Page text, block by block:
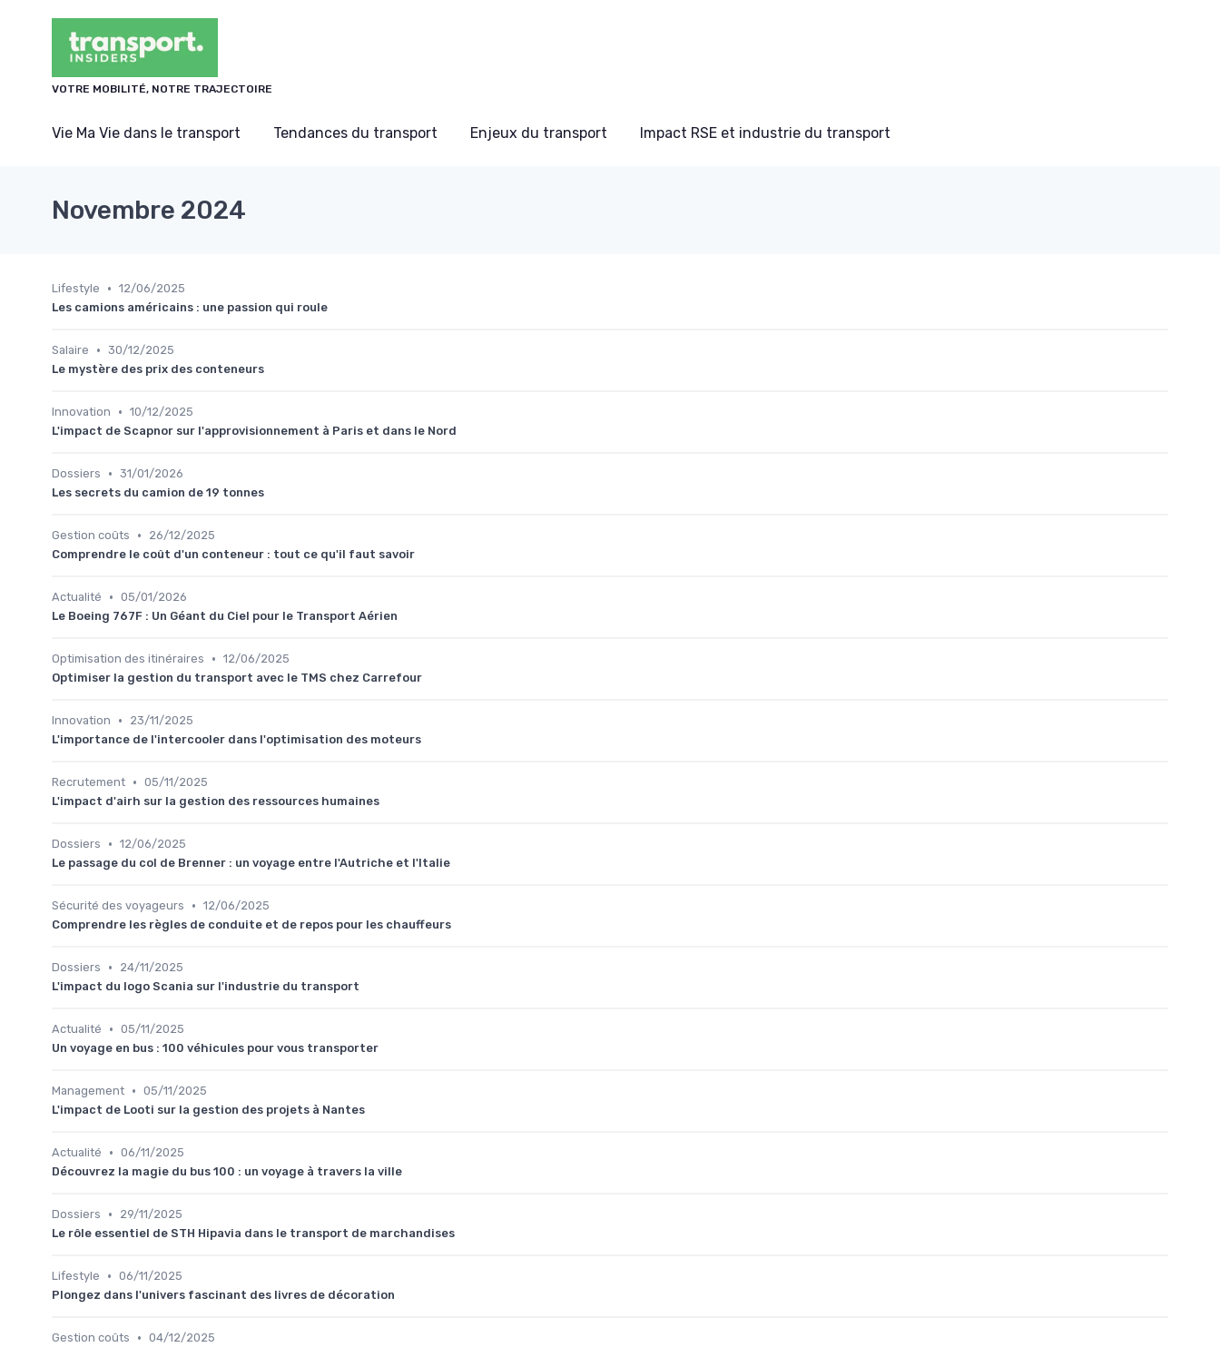
VOTRE MOBILITÉ, NOTRE TRAJECTOIRE
Vie Ma Vie dans le transport Tendances du transport Enjeux du transport Impact RSE et industrie du transport
Novembre 2024
Lifestyle • 12/06/2025
Les camions américains : une passion qui roule
Salaire • 30/12/2025
Le mystère des prix des conteneurs
Innovation • 10/12/2025
L'impact de Scapnor sur l'approvisionnement à Paris et dans le Nord
Dossiers • 31/01/2026
Les secrets du camion de 19 tonnes
Gestion coûts •
26/12/2025
Comprendre le coût d'un conteneur : tout ce qu'il faut savoir
Actualité • 05/01/2026
Le Boeing 767F : Un Géant du Ciel pour le Transport Aérien
Optimisation des itinéraires • 12/06/2025
Optimiser la gestion du transport avec le TMS chez Carrefour
Innovation •
23/11/2025
L'importance de l'intercooler dans l'optimisation des moteurs
Recrutement • 05/11/2025
L'impact d'airh sur la gestion des ressources humaines
Dossiers • 12/06/2025
Le passage du col de Brenner : un voyage entre l'Autriche et l'Italie
Sécurité des voyageurs • 12/06/2025
Comprendre les règles de conduite et de repos pour les chauffeurs
Dossiers •
24/11/2025
L'impact du logo Scania sur l'industrie du transport
Actualité • 05/11/2025
Un voyage en bus : 100 véhicules pour vous transporter
Management • 05/11/2025
L'impact de Looti sur la gestion des projets à Nantes
Actualité • 06/11/2025
Découvrez la magie du bus 100 : un voyage à travers la ville
Dossiers •
29/11/2025
Le rôle essentiel de STH Hipavia dans le transport de marchandises
Lifestyle • 06/11/2025
Plongez dans l'univers fascinant des livres de décoration
Gestion coûts • 04/12/2025